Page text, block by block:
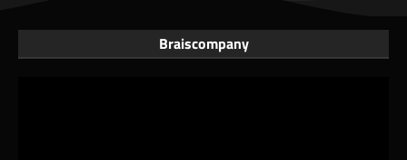
Braiscompany